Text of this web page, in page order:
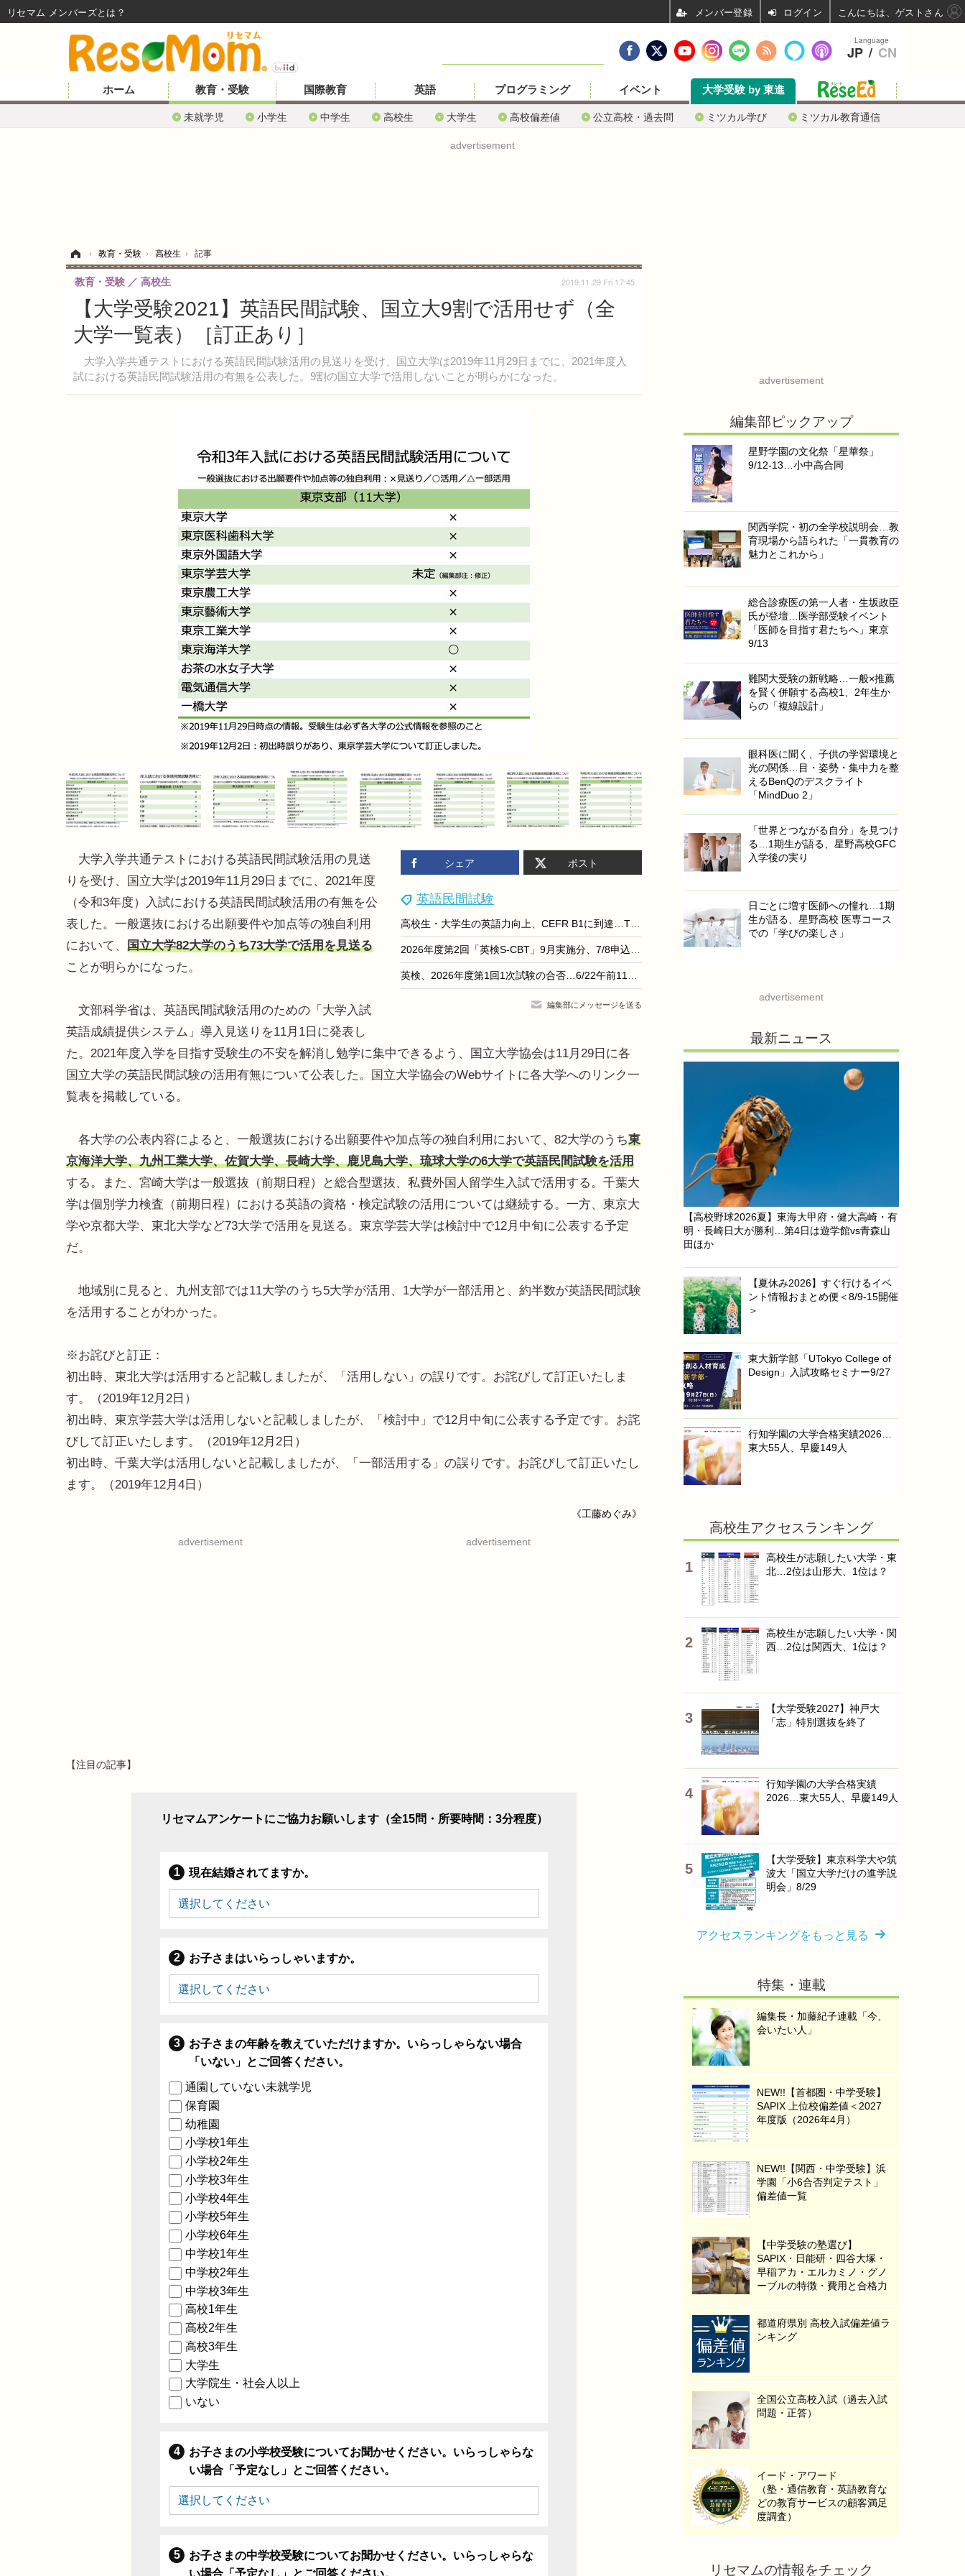
ホーム 教育・受験
未就学児 小学生 中学生 高校生 大学生 高校偏差値 公立高校・過去問 ミツカル学び ミツカル教育通信
国際教育 英語 プログラミング イベント 大学受験 by 東進
advertisement
› 教育・受験 › 高校生 › 記事
【大学受験2021】英語民間試験、国立大9割で活用せず（全
大学一覧表）［訂正あり］
大学入学共通テストにおける英語民間試験活用の見送りを受け、国立大学は2019年11月29日までに、2021年度入
試における英語民間試験活用の有無を公表した。9割の国立大学で活用しないことが明らかになった。
教育・受験 高校生 2019.11.29 Fri 17:45
シェア ポスト
英語民間試験
高校生・大学生の英語力向上、CEFR B1に到達…TOEFL
2026年度第2回「英検S-CBT」9月実施分、7/8申込開始
英検、2026年度第1回1次試験の合否…6/22午前11時より順次公開
編集部にメッセージを送る
大学入学共通テストにおける英語民間試験活用の見送
りを受け、国立大学は2019年11月29日までに、2021年度
（令和3年度）入試における英語民間試験活用の有無を公
表した。一般選抜における出願要件や加点等の独自利用
において、 国立大学82大学のうち73大学で活用を見送る
ことが明らかになった。
文部科学省は、英語民間試験活用のための「大学入試
英語成績提供システム」導入見送りを11月1日に発表し
た。2021年度入学を目指す受験生の不安を解消し勉学に集中できるよう、国立大学協会は11月29日に各
国立大学の英語民間試験の活用有無について公表した。国立大学協会のWebサイトに各大学へのリンク一
覧表を掲載している。
各大学の公表内容によると、一般選抜における出願要件や加点等の独自利用において、82大学のうち東
京海洋大学、九州工業大学、佐賀大学、長崎大学、鹿児島大学、琉球大学の6大学で英語民間試験を活用
する。また、宮崎大学は一般選抜（前期日程）と総合型選抜、私費外国人留学生入試で活用する。千葉大
学は個別学力検査（前期日程）における英語の資格・検定試験の活用については継続する。一方、東京大
学や京都大学、東北大学など73大学で活用を見送る。東京学芸大学は検討中で12月中旬に公表する予定
だ。
地域別に見ると、九州支部では11大学のうち5大学が活用、1大学が一部活用と、約半数が英語民間試験
を活用することがわかった。
※お詫びと訂正：
初出時、東北大学は活用すると記載しましたが、「活用しない」の誤りです。お詫びして訂正いたしま
す。（2019年12月2日）
初出時、東京学芸大学は活用しないと記載しましたが、「検討中」で12月中旬に公表する予定です。お詫
びして訂正いたします。（2019年12月2日）
初出時、千葉大学は活用しないと記載しましたが、「一部活用する」の誤りです。お詫びして訂正いたし
ます。（2019年12月4日）
《工藤めぐみ》
advertisement advertisement
【注目の記事】
リセマムアンケートにご協力お願いします（全15問・所要時間：3分程度）
現在結婚されてますか。
お子さまはいらっしゃいますか。
お子さまの年齢を教えていただけますか。いらっしゃらない場合
「いない」とご回答ください。
通園していない未就学児
保育園
幼稚園
小学校1年生
小学校2年生
小学校3年生
小学校4年生
小学校5年生
小学校6年生
中学校1年生
中学校2年生
中学校3年生
高校1年生
高校2年生
高校3年生
大学生
大学院生・社会人以上
いない
お子さまの小学校受験についてお聞かせください。いらっしゃらな
い場合「予定なし」とご回答ください。
お子さまの中学校受験についてお聞かせください。いらっしゃらな
い場合「予定なし」とご回答ください。
advertisement
編集部ピックアップ
星野学園の文化祭「星華祭」
9/12-13…小中高合同
関西学院・初の全学校説明会…教
育現場から語られた「一貫教育の
魅力とこれから」
総合診療医の第一人者・生坂政臣
氏が登壇…医学部受験イベント
「医師を目指す君たちへ」東京
9/13
難関大受験の新戦略…一般×推薦
を賢く併願する高校1、2年生か
らの「複線設計」
眼科医に聞く、子供の学習環境と
光の関係…目・姿勢・集中力を整
えるBenQのデスクライト
「MindDuo 2」
「世界とつながる自分」を見つけ
る…1期生が語る、星野高校GFC
入学後の実り
日ごとに増す医師への憧れ…1期
生が語る、星野高校 医専コース
での「学びの楽しさ」
advertisement
最新ニュース
【高校野球2026夏】東海大甲府・健大高崎・有
明・長崎日大が勝利…第4日は遊学館vs青森山
田ほか
【夏休み2026】すぐ行けるイベ
ント情報おまとめ便＜8/9-15開催
＞
東大新学部「UTokyo College of
Design」入試攻略セミナー9/27
行知学園の大学合格実績2026…
東大55人、早慶149人
高校生アクセスランキング
高校生が志願したい大学・東
北…2位は山形大、1位は？
高校生が志願したい大学・関
西…2位は関西大、1位は？
【大学受験2027】神戸大
「志」特別選抜を終了
行知学園の大学合格実績
2026…東大55人、早慶149人
【大学受験】東京科学大や筑
波大「国立大学だけの進学説
明会」8/29
アクセスランキングをもっと見る
特集・連載
編集長・加藤紀子連載「今、
会いたい人」
NEW!!【首都圏・中学受験】
SAPIX 上位校偏差値＜2027
年度版（2026年4月）
NEW!!【関西・中学受験】浜
学園「小6合否判定テスト」
偏差値一覧
【中学受験の塾選び】
SAPIX・日能研・四谷大塚・
早稲アカ・エルカミノ・グノ
ーブルの特徴・費用と合格力
都道府県別 高校入試偏差値ラ
ンキング
全国公立高校入試（過去入試
問題・正答）
イード・アワード
（塾・通信教育・英語教育な
どの教育サービスの顧客満足
度調査）
リセマムの情報をチェック
Language
JP / CN
リセマム メンバーズ ログイン こんにちは、ゲストさん